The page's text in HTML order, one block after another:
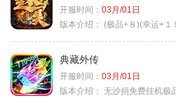
开服时间： 03月/01日
版本介绍： (极品+８)(幸运+１
典藏外传
开服时间： 03月/01日
版本介绍： 无沙捐免费挂机极